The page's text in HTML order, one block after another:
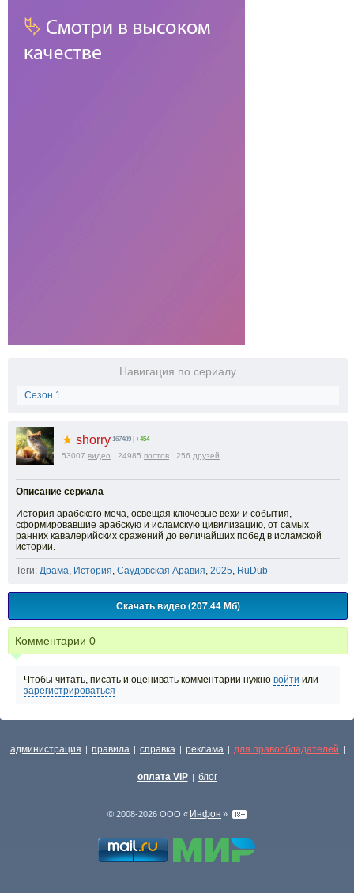
Навигация по сериалу
Сезон 1
★ shorry 167489 +454
53007 видео 24985 постов 256 друзей
Описание сериала
История арабского меча, освещая ключевые вехи и события,
сформировавшие арабскую и исламскую цивилизацию, от самых
ранних кавалерийских сражений до величайших побед в исламской
истории.
Теги: Драма, История, Саудовская Аравия, 2025, RuDub
Скачать видео (207.44 Мб)
Комментарии 0
Чтобы читать, писать и оценивать комментарии нужно войти или
зарегистрироваться
администрация | правила | справка | реклама | для правообладателей |
оплата VIP | блог
© 2008-2026 ООО « Инфон »